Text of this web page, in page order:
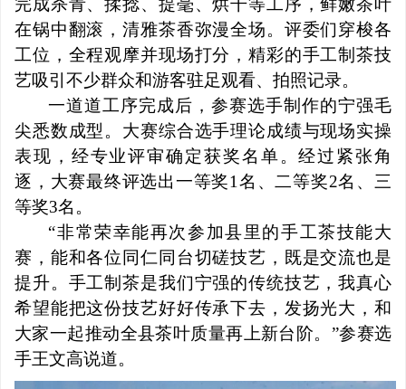
完成杀青、揉捻、提毫、烘干等工序，鲜嫩茶叶
在锅中翻滚，清雅茶香弥漫全场。评委们穿梭各
工位，全程观摩并现场打分，精彩的手工制茶技
艺吸引不少群众和游客驻足观看、拍照记录。
一道道工序完成后，参赛选手制作的宁强毛
尖悉数成型。大赛综合选手理论成绩与现场实操
表现，经专业评审确定获奖名单。经过紧张角
逐，大赛最终评选出一等奖1名、二等奖2名、三
等奖3名。
“非常荣幸能再次参加县里的手工茶技能大
赛，能和各位同仁同台切磋技艺，既是交流也是
提升。手工制茶是我们宁强的传统技艺，我真心
希望能把这份技艺好好传承下去，发扬光大，和
大家一起推动全县茶叶质量再上新台阶。”参赛选
手王文高说道。